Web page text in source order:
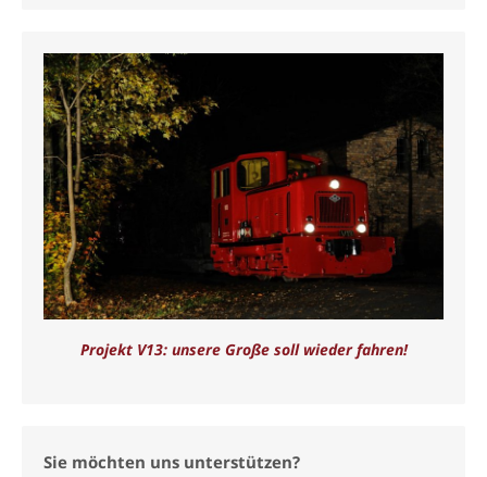
Projekt V13: unsere Große soll wieder fahren!
Sie möchten uns unterstützen?